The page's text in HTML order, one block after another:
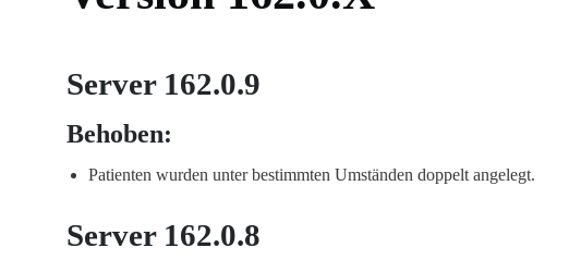
Server 162.0.9
Behoben:
Patienten wurden unter bestimmten Umständen doppelt angelegt.
Server 162.0.8